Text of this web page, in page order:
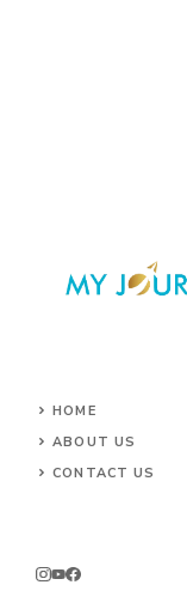
HOME
ABOUT US
CONTACT US